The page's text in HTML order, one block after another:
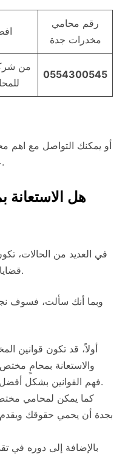
رقم محامي
مخدرات جدة
من
0554300545
أو يمكنك التواصل مع
المثبتة أدناه.
هل
في العديد من الحالات،
قضايا المخدرات ضرورية بشكل كبير.
وبما أنك سألت، فسوف
أولاً، قد تكون قوانين
والاستعانة بمحامٍ
فهم القوانين بشكل أفضل والتعامل معها بفعالية.
كما يمكن لمحامي
بجدة أن يحمي حقوقك ويقدم
بالإضافة إلى دوره في